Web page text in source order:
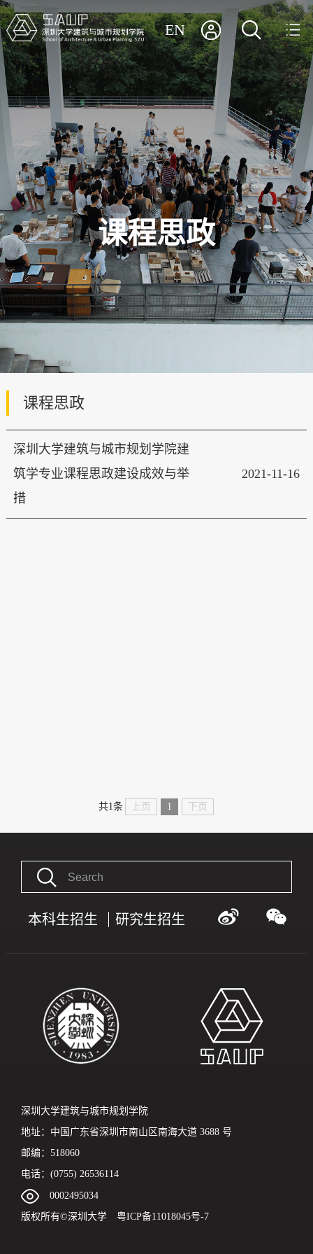
课程思政
EN
课程思政
2021-11-16
深圳大学建筑与城市规划学院建
筑学专业课程思政建设成效与举
措
共1条 上页 1 下页
本科生招生 研究生招生
深圳大学建筑与城市规划学院
地址：中国广东省深圳市南山区南海大道 3688 号
邮编：518060
电话：(0755) 26536114
0002495034
版权所有©深圳大学 粤ICP备11018045号-7